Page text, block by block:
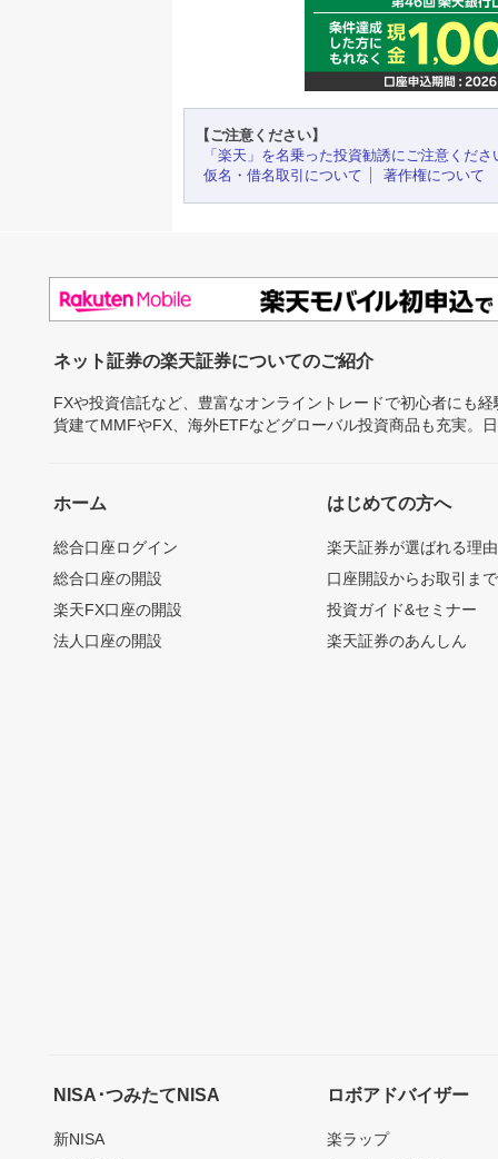
【ご注意ください】
「楽天」を名乗った投資勧誘にご注意くださ
仮名・借名取引について
著作権について
ネット証券の楽天証券についてのご紹介
FXや投資信託など、豊富なオンライントレードで初心者にも
貨建てMMFやFX、海外ETFなどグローバル投資商品も充実。
ホーム
総合口座ログイン
総合口座の開設
楽天FX口座の開設
法人口座の開設
はじめての方へ
楽天証券が選ばれる理由
口座開設からお取引ま
投資ガイド&セミナー
楽天証券のあんしん
NISA･つみたてNISA
新NISA
ロボアドバイザー
楽ラップ